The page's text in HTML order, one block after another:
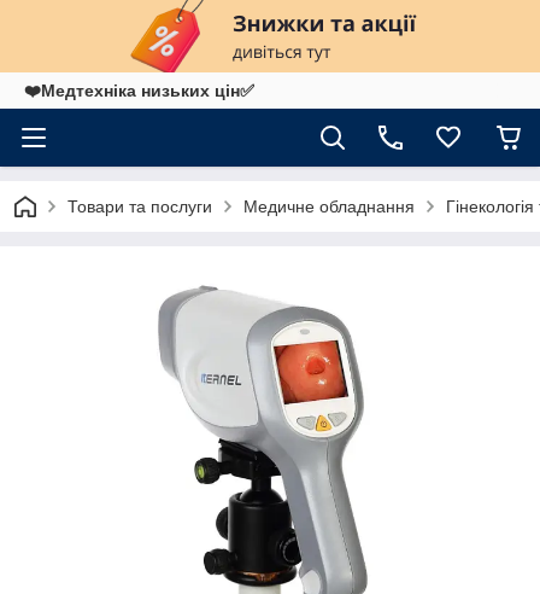
❤️Медтехніка низьких цін✅
Товари та послуги Медичне обладнання